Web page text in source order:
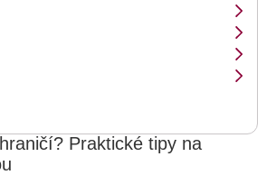
Praktické tipy na